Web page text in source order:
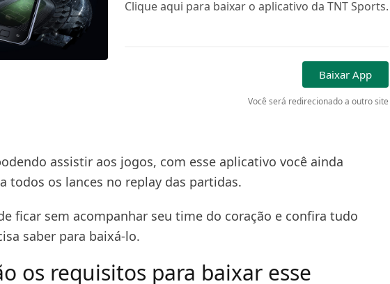
Clique aqui para baixar o aplicativo da TNT Sports.
Baixar App
Você será redirecionado a outro site
assistir aos jogos, com esse aplicativo você ainda
todos os lances no replay das partidas.
ficar sem acompanhar seu time do coração e confira tudo
saber para baixá-lo.
os requisitos para baixar esse